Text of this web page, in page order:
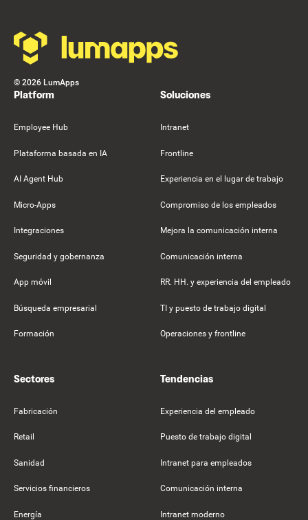
© 2026 LumApps
Platform
Employee Hub
Plataforma basada en IA
AI Agent Hub
Micro-Apps
Integraciones
Seguridad y gobernanza
App móvil
Búsqueda empresarial
Formación
Soluciones
Intranet
Frontline
Experiencia en el lugar de trabajo
Compromiso de los empleados
Mejora la comunicación interna
Comunicación interna
RR. HH. y experiencia del empleado
TI y puesto de trabajo digital
Operaciones y frontline
Sectores
Fabricación
Retail
Sanidad
Servicios financieros
Energía
Tendencias
Experiencia del empleado
Puesto de trabajo digital
Intranet para empleados
Comunicación interna
Intranet moderno